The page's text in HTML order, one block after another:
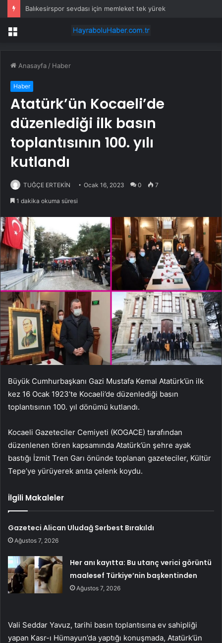
Balıkesirspor sevdası için memleket tek yürek
Menü
Anasayfa / Haber
Haber
Atatürk’ün Kocaeli’de
düzenlediği ilk basın
toplantısının 100. yılı
kutlandı
TUĞÇE ERTEKİN Ocak 16, 2023 0 7
1 dakika okuma süresi
Büyük Cumhurbaşkanı Gazi Mustafa Kemal Atatürk’ün ilk
kez 16 Ocak 1923’te Kocaeli’de düzenlediği basın
toplantısının 100. yıl dönümü kutlandı.
Kocaeli Gazeteciler Cemiyeti (KOGACE) tarafından
düzenlenen tören kapsamında Atatürk’ün şehre ayak
bastığı İzmit Tren Garı önünde toplanan gazeteciler, Kültür
Tepe’ye yürüyerek anıta çelenk koydu.
İlgili Makaleler
Gazeteci Alican Uludağ Serbest Bırakıldı
Ağustos 7, 2026
Her anı kayıtta: Bu utanç verici görüntü
maalesef Türkiye’nin başkentinden
Ağustos 7, 2026
Vali Seddar Yavuz, tarihi basın toplantısına ev sahipliği
yapan Kasr-ı Hümayun’da yaptığı konuşmada, Atatürk’ün